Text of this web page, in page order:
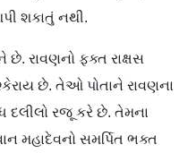
શકાતું નથી.
છે. રાવણનો ફક્ત રાક્ષસ
છે. તેઓ પોતાને રાવણના
દલીલો રજૂ કરે છે. તેમના
મહાદેવનો સમર્પિત ભક્ત